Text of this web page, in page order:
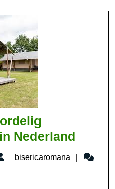
Nederland
voor
een
bisericaromana